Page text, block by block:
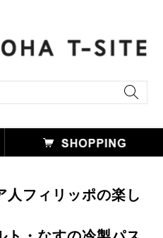
人フィリッポの楽し